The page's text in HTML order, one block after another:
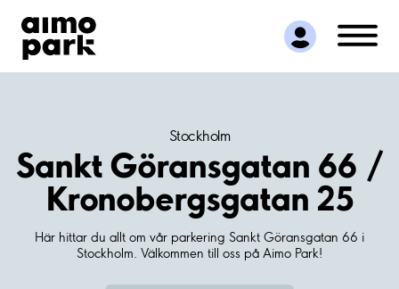
Hitta parkering
Samarbete
Kundservice
Stockholm
Sankt Göransgatan 66 /
Kronobergsgatan 25
Här hittar du allt om vår parkering Sankt Göransgatan 66 i
Stockholm. Välkommen till oss på Aimo Park!